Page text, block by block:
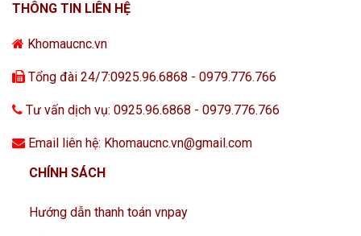
THÔNG TIN LIÊN HỆ
Khomaucnc.vn
Tổng đài 24/7:0925.96.6868 - 0979.776.766
Tư vấn dịch vụ: 0925.96.6868 - 0979.776.766
Email liên hệ: Khomaucnc.vn@gmail.com
CHÍNH SÁCH
Hướng dẫn thanh toán vnpay